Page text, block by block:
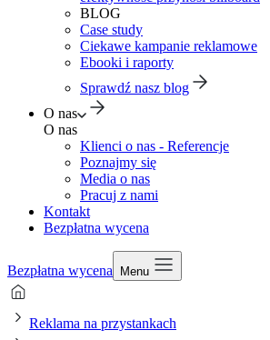
BLOG
Case study
Ciekawe kampanie reklamowe
Ebooki i raporty
Sprawdź nasz blog
O nas
O nas
Klienci o nas - Referencje
Poznajmy się
Media o nas
Pracuj z nami
Kontakt
Bezpłatna wycena
Bezpłatna wycena Menu
Reklama na przystankach